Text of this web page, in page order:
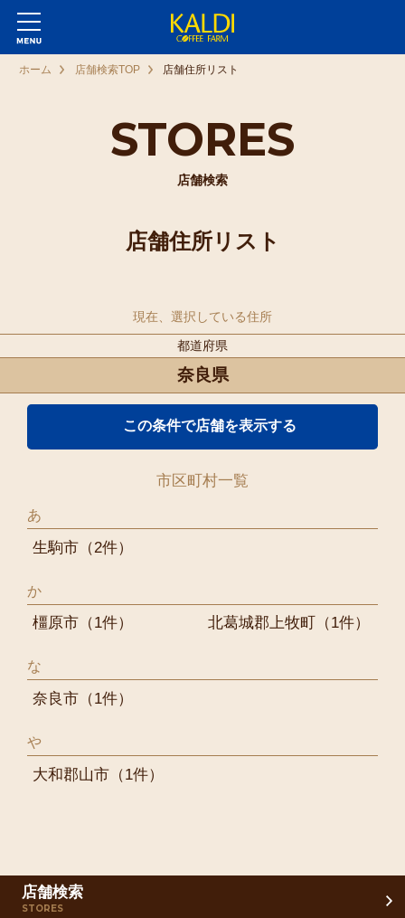
STORES
店舗検索
ホーム 店舗検索TOP 店舗住所リスト
店舗住所リスト
現在、選択している住所
都道府県
奈良県
市区町村一覧
あ
生駒市（2件）
か
橿原市（1件） 北葛城郡上牧町 （1件）
な
奈良市（1件）
や
大和郡山市（1件）
店舗検索
STORES